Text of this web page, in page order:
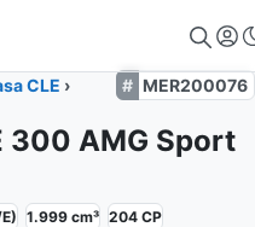
CLE ›
MER200076
300 AMG Sport
1.999 cm³ 204 CP